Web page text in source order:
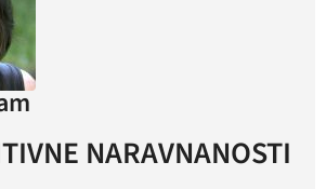
NARAVNANOSTI